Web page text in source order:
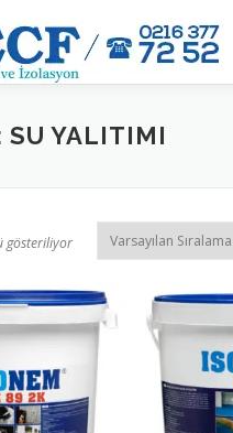
ÜRÜNLER
SU YALITIMI
gösteriliyor